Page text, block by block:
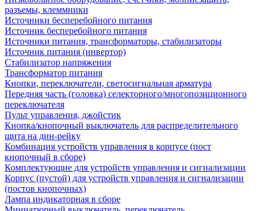
разъемы, клеммники
Источники бесперебойного питания
Источник бесперебойного питания
Источники питания, трансформаторы, стабилизаторы
Источник питания (инвертор)
Стабилизатор напряжения
Трансформатор питания
Кнопки, переключатели, светосигнальная арматура
Передняя часть (головка) селекторного/многопозиционного
переключателя
Пульт управления, джойстик
Кнопка/кнопочный выключатель для распределительного
щита на дин-рейку
Комбинация устройств управления в корпусе (пост
кнопочный в сборе)
Комплектующие для устройств управления и сигнализации
Корпус (пустой) для устройств управления и сигнализации
(постов кнопочных)
Лампа индикаторная в сборе